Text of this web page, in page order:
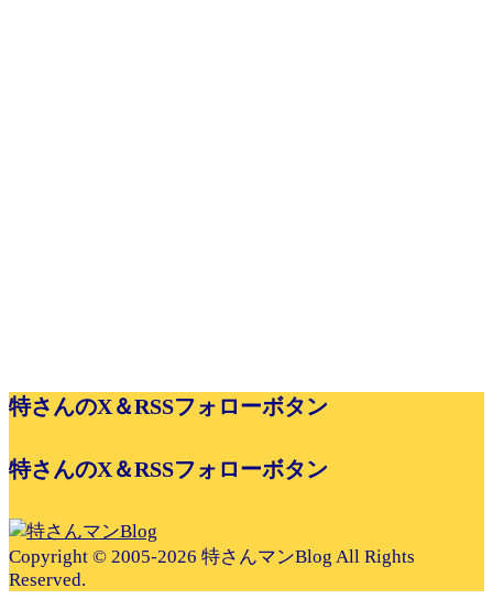
特さんのX＆RSSフォローボタン
特さんのX＆RSSフォローボタン
Copyright © 2005-2026 特さんマンBlog All Rights
Reserved.